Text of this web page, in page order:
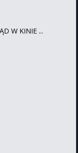
W KINIE ...